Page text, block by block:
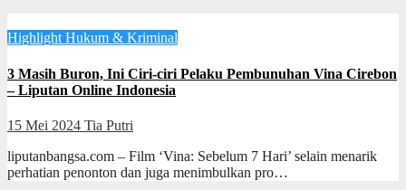
Highlight Hukum & Kriminal
3 Masih Buron, Ini Ciri-ciri Pelaku Pembunuhan Vina Cirebon
– Liputan Online Indonesia
15 Mei 2024 Tia Putri
liputanbangsa.com – Film ‘Vina: Sebelum 7 Hari’ selain menarik
perhatian penonton dan juga menimbulkan pro…